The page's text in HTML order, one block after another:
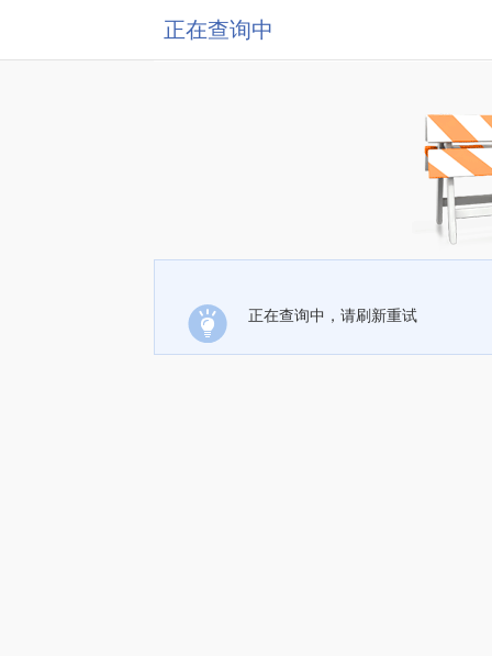
正在查询中
正在查询中，请刷新重试